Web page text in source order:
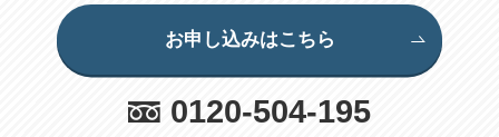
お申し込みはこちら
0120-504-195